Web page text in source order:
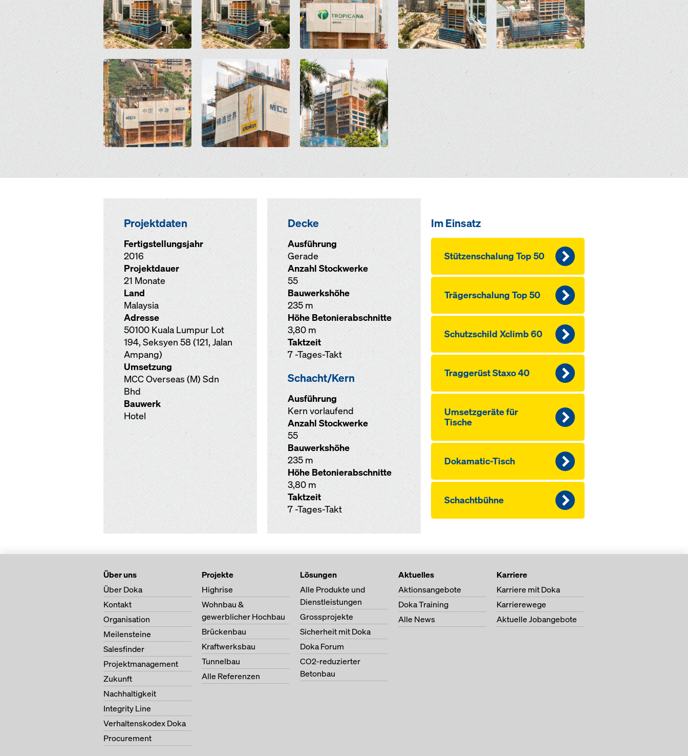
Open Open Open
Projektdaten
Fertigstellungsjahr
2016
Projektdauer
21 Monate
Land
Malaysia
Adresse
50100 Kuala Lumpur Lot
194, Seksyen 58 (121, Jalan
Ampang)
Umsetzung
MCC Overseas (M) Sdn
Bhd
Bauwerk
Hotel
Decke
Ausführung
Gerade
Anzahl Stockwerke
55
Bauwerkshöhe
235 m
Höhe Betonierabschnitte
3,80 m
Taktzeit
7 -Tages-Takt
Schacht/Kern
Ausführung
Kern vorlaufend
Anzahl Stockwerke
55
Bauwerkshöhe
235 m
Höhe Betonierabschnitte
3,80 m
Taktzeit
7 -Tages-Takt
Im Einsatz
Stützen­schalung Top 50
Träger­schalung Top 50
Schutzschild Xclimb 60
Traggerüst Staxo 40
Umsetz­geräte für
Tische
Dokamatic-Tisch
Schachtbühne
Über uns
Über Doka
Kontakt
Organisation
Meilensteine
Salesfinder
Projektmanagement
Zukunft
Nachhaltigkeit
Integrity Line
Verhaltenskodex Doka
Procurement
Projekte
Highrise
Wohnbau &
gewerblicher Hochbau
Brückenbau
Kraftwerksbau
Tunnelbau
Alle Referenzen
Lösungen
Alle Produkte und
Dienstleistungen
Grossprojekte
Sicherheit mit Doka
Doka Forum
CO2-reduzierter
Betonbau
Aktuelles
Aktionsangebote
Doka Training
Alle News
Karriere
Karriere mit Doka
Karrierewege
Aktuelle Jobangebote